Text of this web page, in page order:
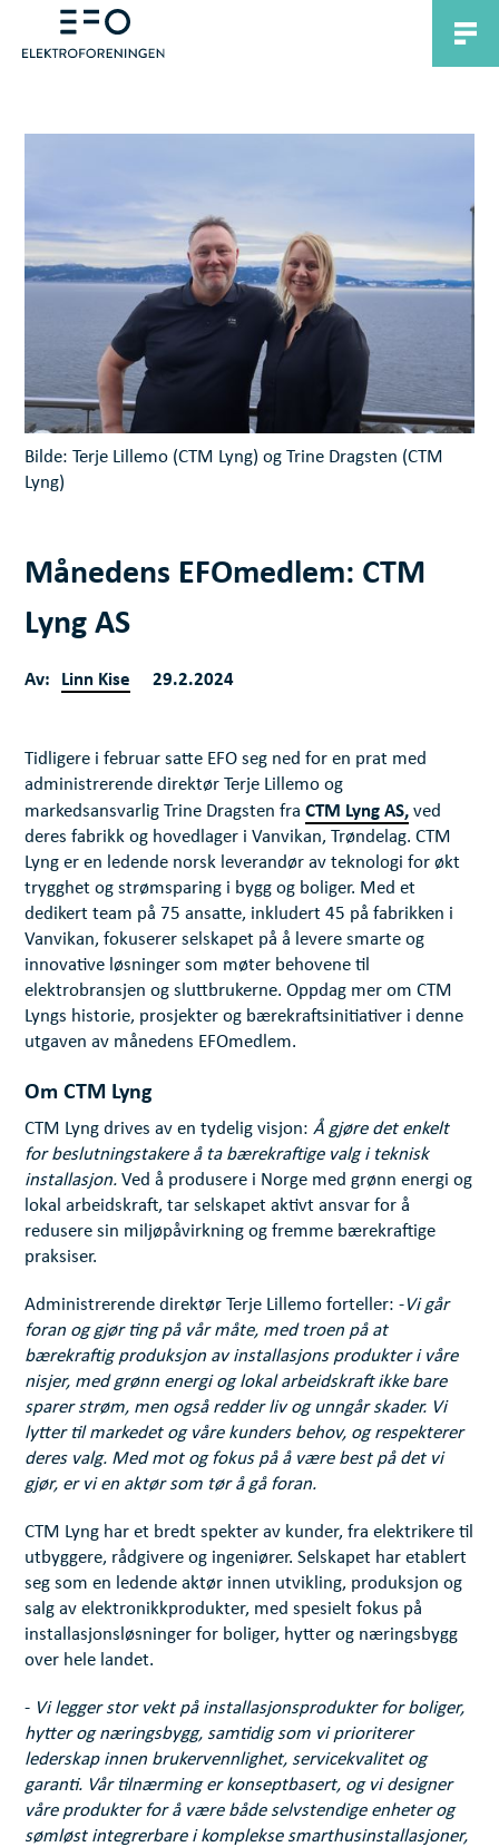
Bilde: Terje Lillemo (CTM Lyng) og Trine Dragsten (CTM
Lyng)
Månedens EFOmedlem: CTM
Lyng AS
Av: Linn Kise 29.2.2024
Tidligere i februar satte EFO seg ned for en prat med
administrerende direktør Terje Lillemo og
markedsansvarlig Trine Dragsten fraCTM Lyng AS, ved
deres fabrikk og hovedlager i Vanvikan, Trøndelag. CTM
Lyng er en ledende norsk leverandør av teknologi for økt
trygghet og strømsparing i bygg og boliger. Med et
dedikert team på 75 ansatte, inkludert 45 på fabrikken i
Vanvikan, fokuserer selskapet på å levere smarte og
innovative løsninger som møter behovene til
elektrobransjen og sluttbrukerne. Oppdag mer om CTM
Lyngs historie, prosjekter og bærekraftsinitiativer i denne
utgaven av månedens EFOmedlem.
Om CTM Lyng
CTM Lyng drives av en tydelig visjon:Å gjøre det enkelt
for beslutningstakere å ta bærekraftige valg i teknisk
installasjon. Ved å produsere i Norge med grønn energi og
lokal arbeidskraft, tar selskapet aktivt ansvar for å
redusere sin miljøpåvirkning og fremme bærekraftige
praksiser.
Administrerende direktør Terje Lillemo forteller: -Vi går
foran og gjør ting på vår måte, med troen på at
bærekraftig produksjon av installasjons produkter i våre
nisjer, med grønn energi og lokal arbeidskraft ikke bare
sparer strøm, men også redder liv og unngår skader. Vi
lytter til markedet og våre kunders behov, og respekterer
deres valg. Med mot og fokus på å være best på det vi
gjør, er vi en aktør som tør å gå foran.
CTM Lyng har et bredt spekter av kunder, fra elektrikere til
utbyggere, rådgivere og ingeniører. Selskapet har etablert
seg som en ledende aktør innen utvikling, produksjon og
salg av elektronikkprodukter, med spesielt fokus på
installasjonsløsninger for boliger, hytter og næringsbygg
over hele landet.
- Vi legger stor vekt på installasjonsprodukter for boliger,
hytter og næringsbygg, samtidig som vi prioriterer
lederskap innen brukervennlighet, servicekvalitet og
garanti. Vår tilnærming er konseptbasert, og vi designer
våre produkter for å være både selvstendige enheter og
sømløst integrerbare i komplekse smarthusinstallasjoner,